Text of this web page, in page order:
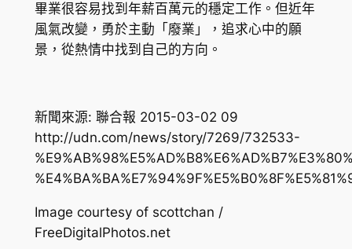
畢業很容易找到年薪百萬元的穩定工作。但近年
風氣改變，勇於主動「廢業」，追求心中的願
景，從熱情中找到自己的方向。
新聞來源: 聯合報 2015-03-02 09
http://udn.com/news/story/7269/732533-
Image courtesy of scottchan /
FreeDigitalPhotos.net